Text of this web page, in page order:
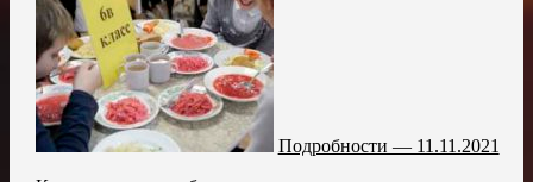
Подробности — 11.11.2021